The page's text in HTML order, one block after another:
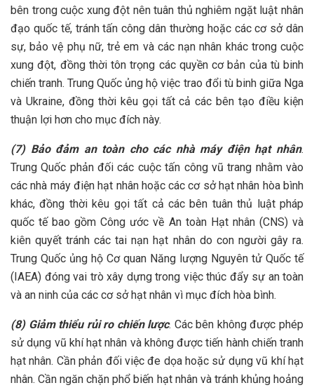
bên trong cuộc xung đột nên tuân thủ nghiêm ngặt luật nhân
đạo quốc tế, tránh tấn công dân thường hoặc các cơ sở dân
sự, bảo vệ phụ nữ, trẻ em và các nạn nhân khác trong cuộc
xung đột, đồng thời tôn trọng các quyền cơ bản của tù binh
chiến tranh. Trung Quốc ủng hộ việc trao đổi tù binh giữa Nga
và Ukraine, đồng thời kêu gọi tất cả các bên tạo điều kiện
thuận lợi hơn cho mục đích này.
(7) Bảo đảm an toàn cho các nhà máy điện hạt nhân.
Trung Quốc phản đối các cuộc tấn công vũ trang nhằm vào
các nhà máy điện hạt nhân hoặc các cơ sở hạt nhân hòa bình
khác, đồng thời kêu gọi tất cả các bên tuân thủ luật pháp
quốc tế bao gồm Công ước về An toàn Hạt nhân (CNS) và
kiên quyết tránh các tai nạn hạt nhân do con người gây ra.
Trung Quốc ủng hộ Cơ quan Năng lượng Nguyên tử Quốc tế
(IAEA) đóng vai trò xây dựng trong việc thúc đẩy sự an toàn
và an ninh của các cơ sở hạt nhân vì mục đích hòa bình.
(8) Giảm thiểu rủi ro chiến lược. Các bên không được phép
sử dụng vũ khí hạt nhân và không được tiến hành chiến tranh
hạt nhân. Cần phản đối việc đe dọa hoặc sử dụng vũ khí hạt
nhân. Cần ngăn chặn phổ biến hạt nhân và tránh khủng hoảng